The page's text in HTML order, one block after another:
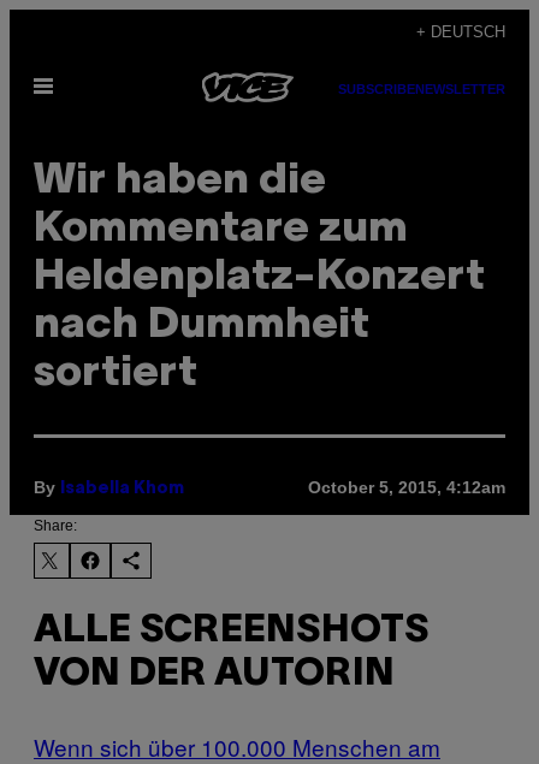
content
+ DEUTSCH
Open
SUBSCRIBENEWSLETTER
Wir haben die
Kommentare zum
Heldenplatz-Konzert
nach Dummheit
sortiert
By Isabella Khom October 5, 2015, 4:12am
Share:
ALLE SCREENSHOTS
VON DER AUTORIN
Wenn sich über 100.000 Menschen am